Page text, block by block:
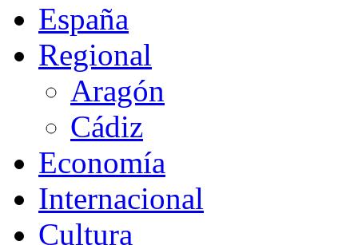
España
Regional
Aragón
Cádiz
Economía
Internacional
Cultura